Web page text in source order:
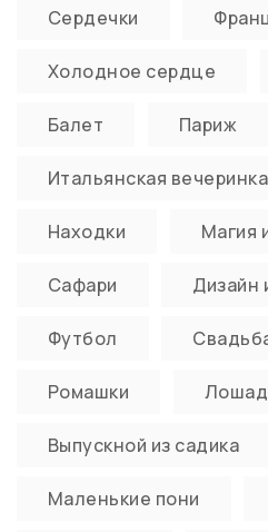
Сердечки
Холодное сердце
Балет Париж
Итальянская вечеринка
Находки Магия
Сафари Дизайн
Футбол
Ромашки
Выпускной из садика
Маленькие пони